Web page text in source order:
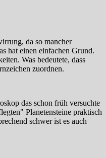
da so mancher
hat einen einfachen Grund.
Was bedeutete, dass
zuordnen.
das schon früh versuchte
Planetensteine praktisch
schwer ist es auch